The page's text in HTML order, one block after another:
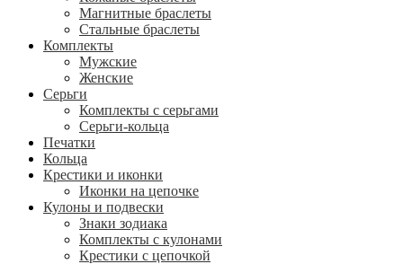
Магнитные браслеты
Стальные браслеты
Комплекты
Мужские
Женские
Серьги
Комплекты с серьгами
Серьги-кольца
Печатки
Кольца
Крестики и иконки
Иконки на цепочке
Кулоны и подвески
Знаки зодиака
Комплекты с кулонами
Крестики с цепочкой